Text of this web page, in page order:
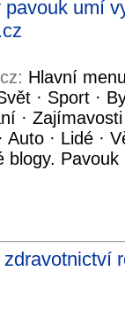
umí
Hlavní
· Sport ·
·
Auto · Lidé ·
blogy.